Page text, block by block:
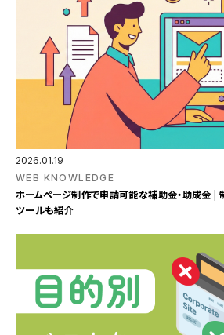
2026.01.19
WEB KNOWLEDGE
ホームページ制作で申請可能な補助金・助成金 |
ツールも紹介